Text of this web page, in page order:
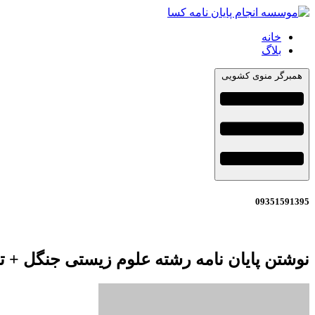
خانه
بلاگ
همبرگر منوی کشویی
09351591395
نوشتن پایان نامه رشته علوم زیستی جنگل +